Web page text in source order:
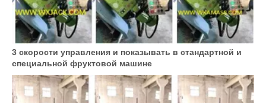
3 скорости управления и показывать в стандартной и
специальной фруктовой машине